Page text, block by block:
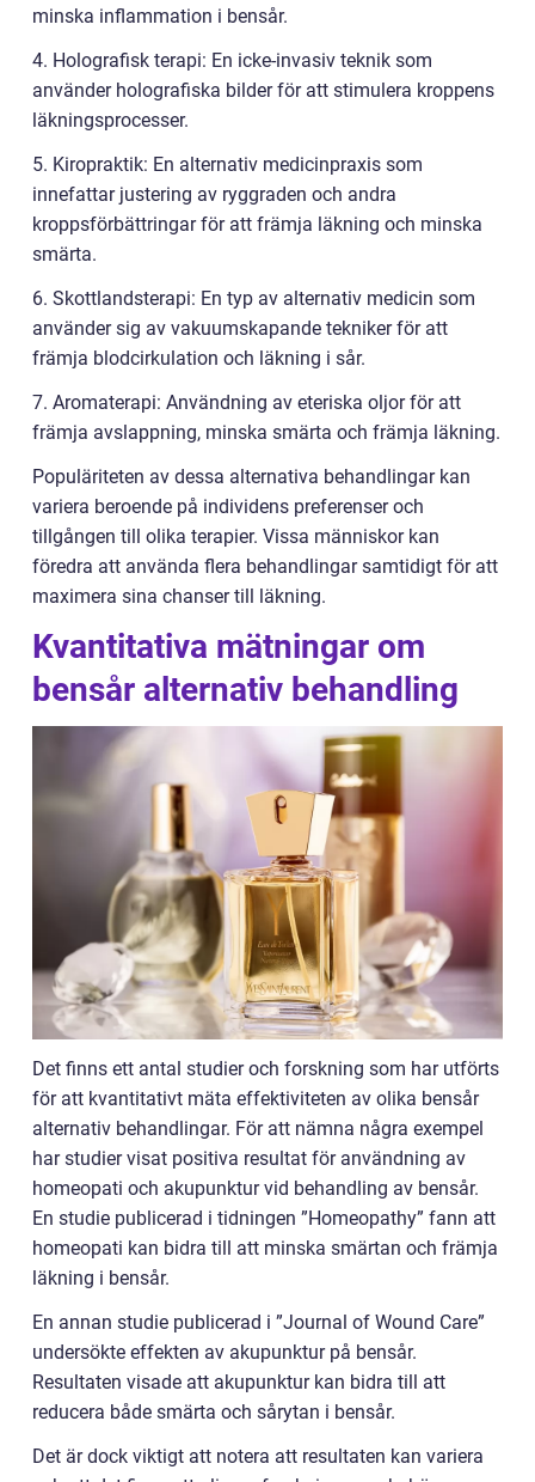
minska inflammation i bensår.
4. Holografisk terapi: En icke-invasiv teknik som
använder holografiska bilder för att stimulera kroppens
läkningsprocesser.
5. Kiropraktik: En alternativ medicinpraxis som
innefattar justering av ryggraden och andra
kroppsförbättringar för att främja läkning och minska
smärta.
6. Skottlandsterapi: En typ av alternativ medicin som
använder sig av vakuumskapande tekniker för att
främja blodcirkulation och läkning i sår.
7. Aromaterapi: Användning av eteriska oljor för att
främja avslappning, minska smärta och främja läkning.
Populäriteten av dessa alternativa behandlingar kan
variera beroende på individens preferenser och
tillgången till olika terapier. Vissa människor kan
föredra att använda flera behandlingar samtidigt för att
maximera sina chanser till läkning.
Kvantitativa mätningar om
bensår alternativ behandling
Det finns ett antal studier och forskning som har utförts
för att kvantitativt mäta effektiviteten av olika bensår
alternativ behandlingar. För att nämna några exempel
har studier visat positiva resultat för användning av
homeopati och akupunktur vid behandling av bensår.
En studie publicerad i tidningen ”Homeopathy” fann att
homeopati kan bidra till att minska smärtan och främja
läkning i bensår.
En annan studie publicerad i ”Journal of Wound Care”
undersökte effekten av akupunktur på bensår.
Resultaten visade att akupunktur kan bidra till att
reducera både smärta och sårytan i bensår.
Det är dock viktigt att notera att resultaten kan variera